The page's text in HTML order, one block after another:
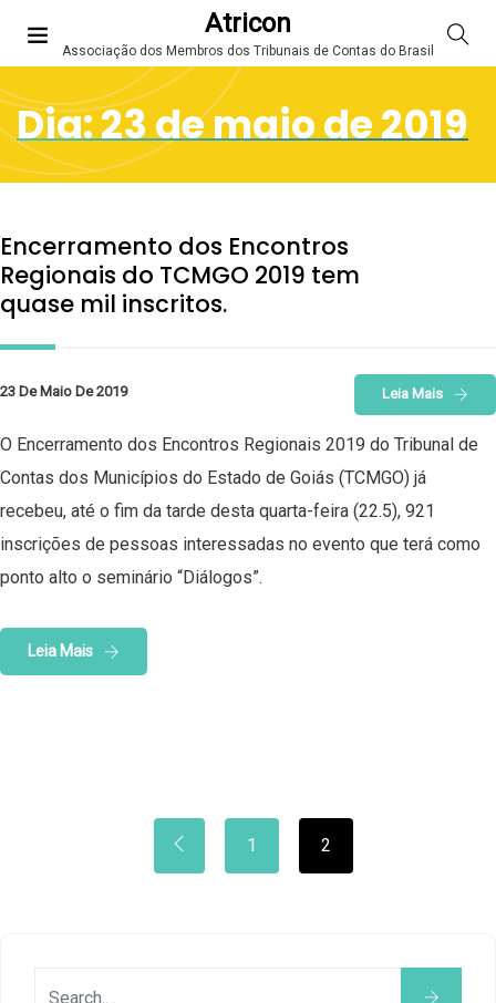
Atricon
Associação dos Membros dos Tribunais de Contas do Brasil
Dia:23 de maio de 2019
Encerramento dos Encontros
Regionais do TCMGO 2019 tem
quase mil inscritos.
23 De Maio De 2019 Leia Mais
O Encerramento dos Encontros Regionais 2019 do Tribunal de
Contas dos Municípios do Estado de Goiás (TCMGO) já
recebeu, até o fim da tarde desta quarta-feira (22.5), 921
inscrições de pessoas interessadas no evento que terá como
ponto alto o seminário “Diálogos”.
Leia Mais
1 2